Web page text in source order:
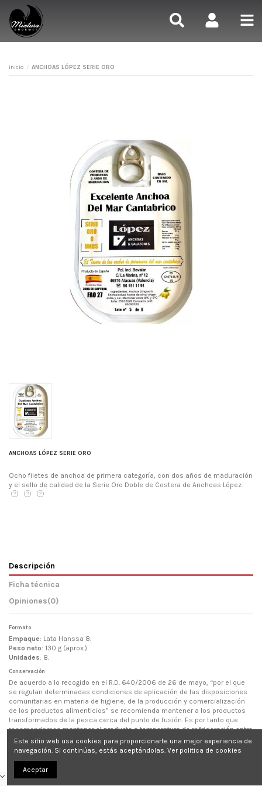
Inicio ANCHOAS LÓPEZ SERIE ORO
ANCHOAS LÓPEZ SERIE ORO
Ocho filetes de anchoa de primera categoría, con dos años de maduración
y el sello de calidad de la Serie Oro Doble de Costera de Anchoas López.
Descripción
Ficha técnica
Opiniones(0)
Formato
Empaque: Lata Hanssa 8.
Peso neto: 130 g (aprox.).
Unidades: 8.
Conservación
De acuerdo a lo recogido en el R.D. 640/2006 de 26 de mayo, “por el que
se regulan determinadas condiciones de aplicación de las disposiciones
comunitarias en materia de higiene, de la producción y comercialización
de los productos alimenticios” se recomienda mantener a los productos
transformados de la pesca cerca del punto de fusión. Es por tanto que
recomendamosmantener el producto a temperatura de refrigeración entre
0ºC y 5ºC.
CONTACTO
Este sitio web usa cookies para proporcionarte una mejor experiencia de
navegación. Si continúas, estás aceptándolas. Ver politica de cookies
Aceptar